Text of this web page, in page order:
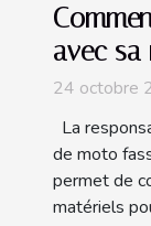
avec sa
24 octobre
La
de moto
permet de
matériels